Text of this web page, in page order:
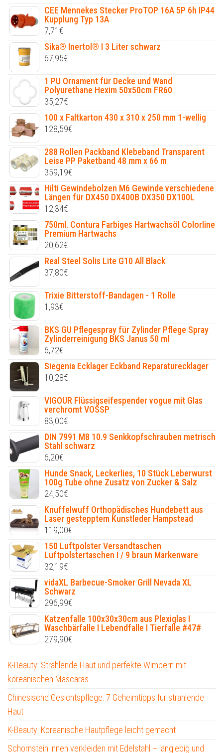
CEE Mennekes Stecker ProTOP 16A 5P 6h IP44
Kupplung Typ 13A
7,71€
Sika® Inertol® I 3 Liter schwarz
67,95€
1 PU Ornament für Decke und Wand
Polyurethane Hexim 50x50cm FR60
35,27€
100 x Faltkarton 430 x 310 x 250 mm 1-wellig
128,59€
288 Rollen Packband Klebeband Transparent
Leise PP Paketband 48 mm x 66 m
359,19€
Hilti Gewindebolzen M6 Gewinde verschiedene
Längen für DX450 DX400B DX350 DX100L
12,34€
750ml. Contura Farbiges Hartwachsöl Colorline
Premium Hartwachs
20,62€
Real Steel Solis Lite G10 All Black
37,80€
Trixie Bitterstoff-Bandagen - 1 Rolle
1,93€
BKS GU Pflegespray für Zylinder Pflege Spray
Zylinderreinigung BKS Janus 50 ml
6,72€
Siegenia Ecklager Eckband Reparaturecklager
10,28€
VIGOUR Flüssigseifespender vogue mit Glas
verchromt VOSSP
83,00€
DIN 7991 M8 10.9 Senkkopfschrauben metrisch
Stahl schwarz
6,20€
Hunde Snack, Leckerlies, 10 Stück Leberwurst
100g Tube ohne Zusatz von Zucker & Salz
24,50€
Knuffelwuff Orthopädisches Hundebett aus
Laser gestepptem Kunstleder Hampstead
119,00€
150 Luftpolster Versandtaschen
Luftpolstertaschen I / 9 braun Markenware
32,19€
vidaXL Barbecue-Smoker Grill Nevada XL
Schwarz
296,99€
Katzenfalle 100x30x30cm aus Plexiglas I
Waschbärfalle I Lebendfalle I Tierfalle #47#
279,90€
K-Beauty: Strahlende Haut und perfekte Wimpern mit
koreanischen Mascaras
Chinesische Gesichtspflege: 7 Geheimtipps für strahlende
Haut
K-Beauty: Koreanische Hautpflege leicht gemacht
Schornstein innen verkleiden mit Edelstahl – langlebig und